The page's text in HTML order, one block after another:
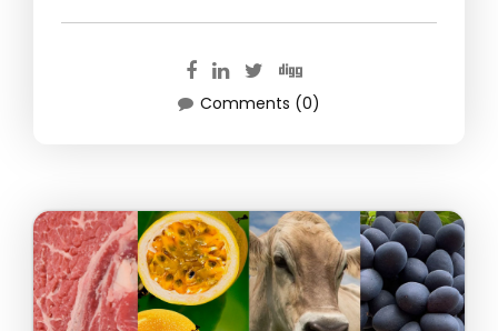
Comments (0)